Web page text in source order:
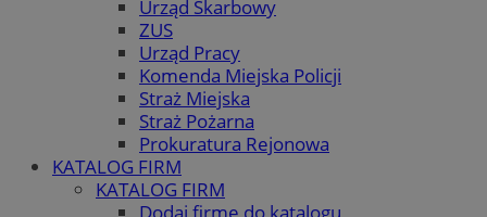
Urząd Skarbowy
ZUS
Urząd Pracy
Komenda Miejska Policji
Straż Miejska
Straż Pożarna
Prokuratura Rejonowa
KATALOG FIRM
KATALOG FIRM